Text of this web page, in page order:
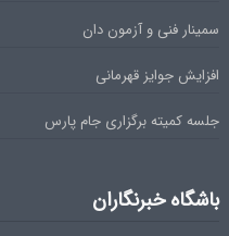
سمینار فنی و آزمون دان
افزایش جوایز قهرمانی
جلسه کمیته برگزاری جام پارس
باشگاه خبرنگاران